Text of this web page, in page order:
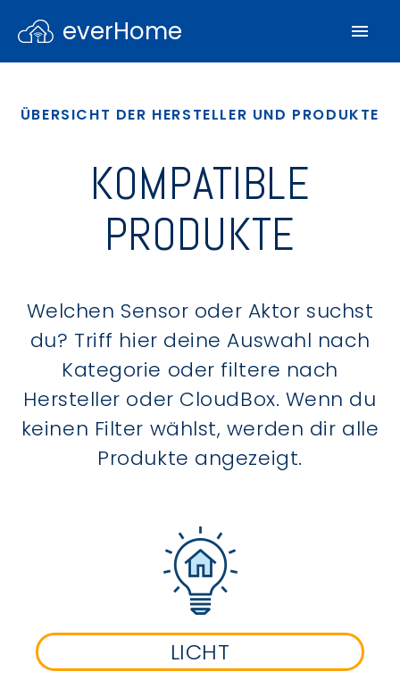
everHome
ÜBERSICHT DER HERSTELLER UND PRODUKTE
KOMPATIBLE
PRODUKTE
Welchen Sensor oder Aktor suchst
du? Triff hier deine Auswahl nach
Kategorie oder filtere nach
Hersteller oder CloudBox. Wenn du
keinen Filter wählst, werden dir alle
Produkte angezeigt.
LICHT